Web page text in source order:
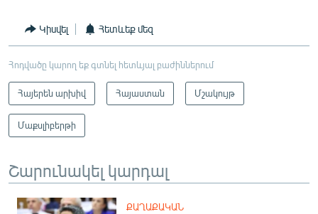
Կիսվել Հետևեք մեզ
Հոդվածը կարող եք գտնել հետևյալ բաժիններում
Հայերեն արխիվ Հայաստան Մշակույթ
Մաքսլիբերթի
Շարունակել կարդալ
ՔԱՂԱՔԱԿԱՆ